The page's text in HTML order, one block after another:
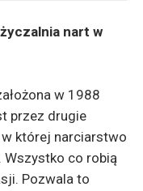
nart w
w 1988
przez drugie
której narciarstwo
Wszystko co robią
Pozwala to